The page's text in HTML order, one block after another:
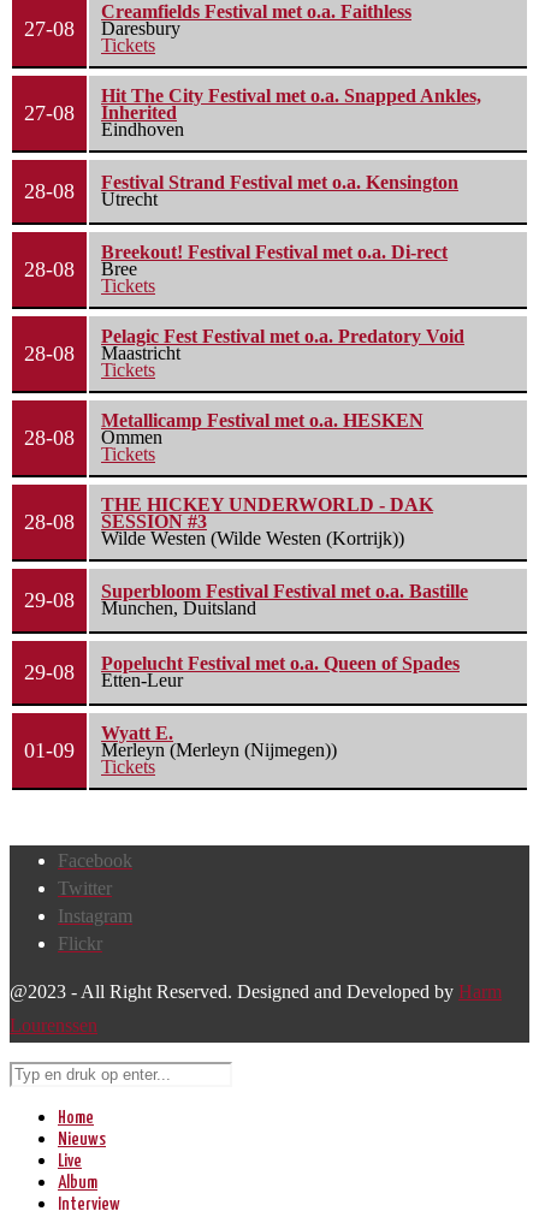
27-08
Creamfields Festival met o.a. Faithless
Daresbury
Tickets
27-08
Hit The City Festival met o.a. Snapped Ankles,
Inherited
Eindhoven
28-08
Festival Strand Festival met o.a. Kensington
Utrecht
28-08
Breekout! Festival Festival met o.a. Di-rect
Bree
Tickets
28-08
Pelagic Fest Festival met o.a. Predatory Void
Maastricht
Tickets
28-08
Metallicamp Festival met o.a. HESKEN
Ommen
Tickets
28-08
THE HICKEY UNDERWORLD - DAK
SESSION #3
Wilde Westen (Wilde Westen (Kortrijk))
29-08
Superbloom Festival Festival met o.a. Bastille
Munchen, Duitsland
29-08
Popelucht Festival met o.a. Queen of Spades
Etten-Leur
01-09
Wyatt E.
Merleyn (Merleyn (Nijmegen))
Tickets
Facebook
Twitter
Instagram
Flickr
@2023 - All Right Reserved. Designed and Developed by Harm
Lourenssen
Home
Nieuws
Live
Album
Interview